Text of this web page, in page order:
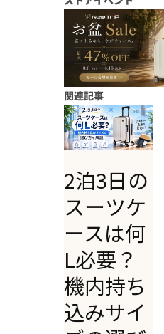
関連記事
2泊3日の
スーツケ
ースは何
L必要？
機内持ち
込みサイ